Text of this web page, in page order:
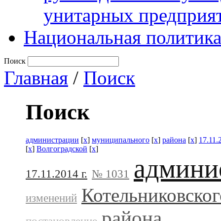
унитарных
Национальная политика
Поиск
Главная / Поиск
Поиск
администрации [x] муниципального [x] района [x]
[x] Волгоградской [x]
17.11.2014 г. № 1031
изменений